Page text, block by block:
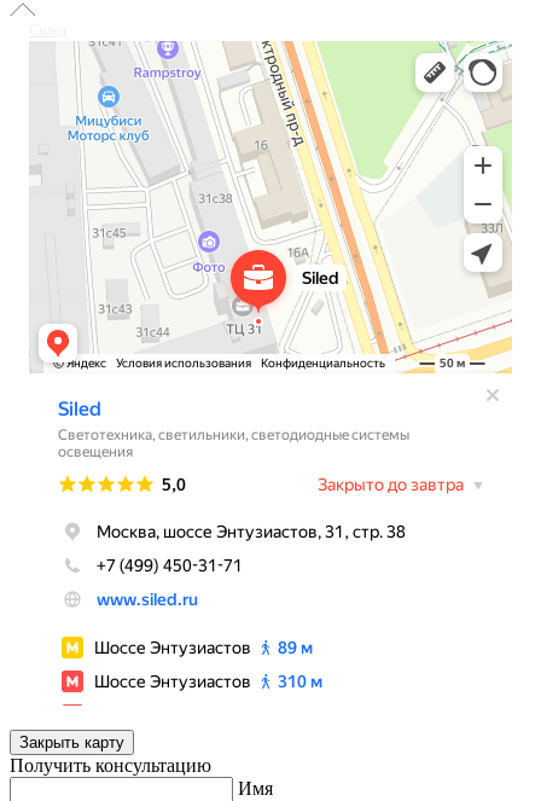
Светотехника в Москве
Светильники в Москве
Закрыть карту
Получить консультацию
Имя